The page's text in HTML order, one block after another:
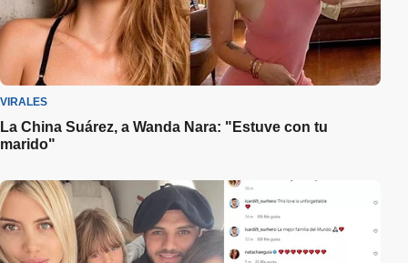
VIRALES
La China Suárez, a Wanda Nara: "Estuve con tu
marido"